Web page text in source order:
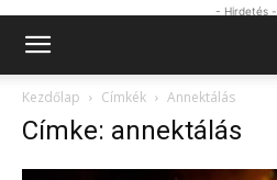
- Hirdetés -
Kezdőlap Címkék Annektálás
Címke: annektálás